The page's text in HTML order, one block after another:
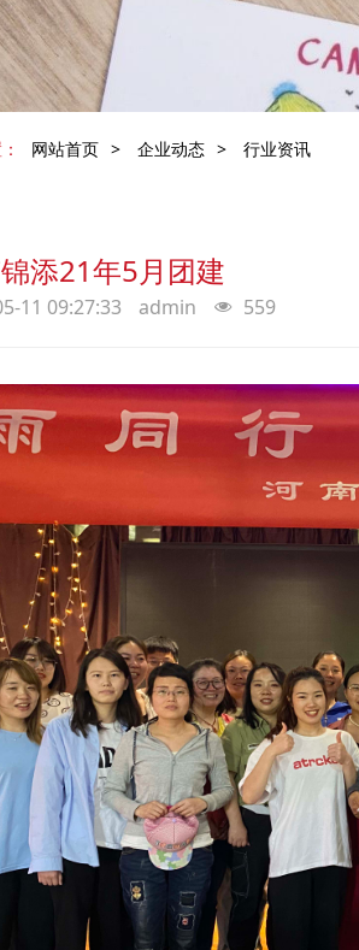
网站首页 > 企业动态 > 行业资讯
添21年5月团建
11 09:27:33 admin
559